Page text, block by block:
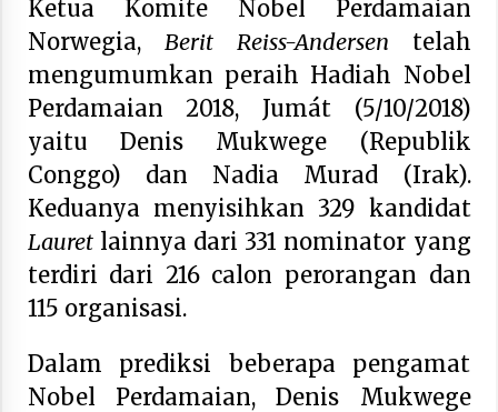
Hari Keempat Operasional Haji 2026, 15.349
Jemaah Telah Diberangkatkan
April 25, 2026
Bapenda Provinsi Banten Gandeng Politisi PKB
Gelar Penyuluhan Optimalisasi Pajak Daerah di
Kota Tangerang
April 24, 2026
Jemaah Haji Indonesia Mulai Berangkat
Melalui Makkah Route, Layanan Kian Mudah
dan Terintegrasi
April 23, 2026
Kekuatan Tempur, Kalah dalam Strategi
April 22, 2026
Ketua Komite Nobel Perdamaian
Norwegia, Berit Reiss-Andersen telah
mengumumkan peraih Hadiah Nobel
Perdamaian 2018, Jumát (5/10/2018)
yaitu Denis Mukwege (Republik
Conggo) dan Nadia Murad (Irak).
Keduanya menyisihkan 329 kandidat
Lauretlainnya dari 331 nominator yang
terdiri dari 216 calon perorangan dan
115 organisasi.
Dalam prediksi beberapa pengamat
Nobel Perdamaian, Denis Mukwege